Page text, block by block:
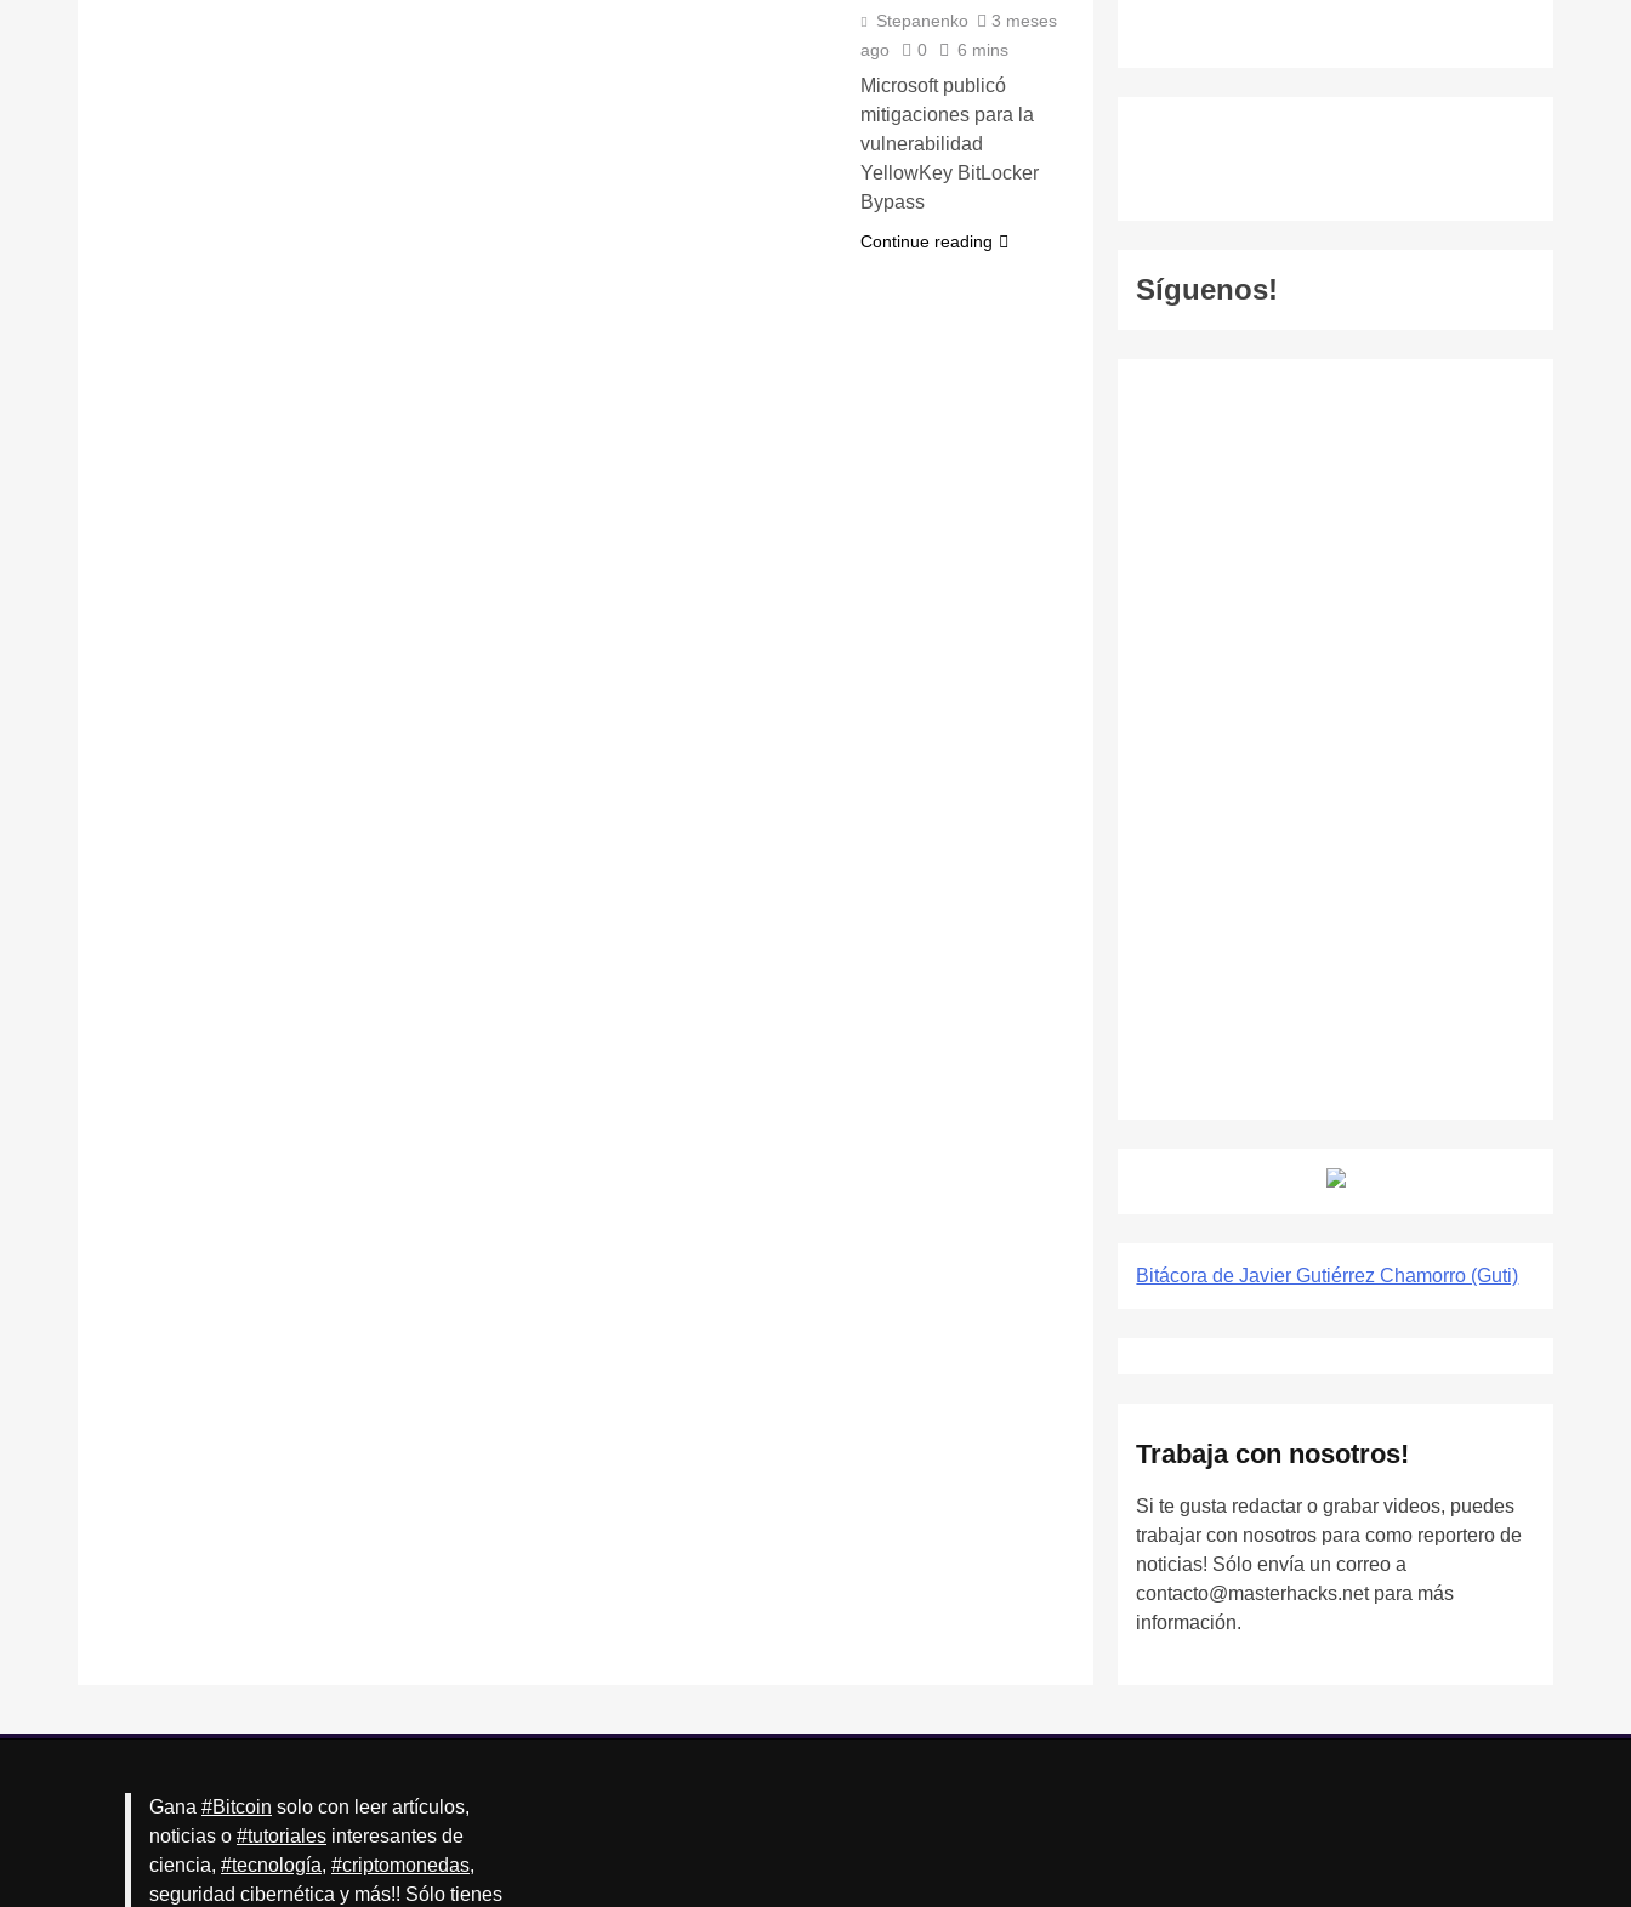
Stepanenko
3 meses
ago
0 6 mins
Microsoft publicó
mitigaciones para la
vulnerabilidad
YellowKey BitLocker
Bypass
Continue reading
Síguenos!
Bitácora de Javier Gutiérrez Chamorro (Guti)
Trabaja con nosotros!
Si te gusta redactar o grabar videos, puedes
trabajar con nosotros para como reportero de
noticias! Sólo envía un correo a
contacto@masterhacks.net para más
información.
Gana #Bitcoin solo con leer artículos,
noticias o #tutoriales interesantes de
ciencia, #tecnología, #criptomonedas,
seguridad cibernética y más!! Sólo tienes